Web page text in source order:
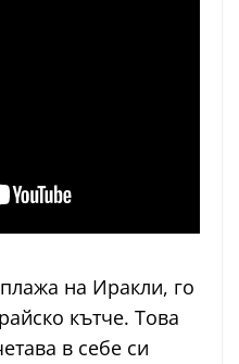
на Иракли, го
кътче. Това
в себе си